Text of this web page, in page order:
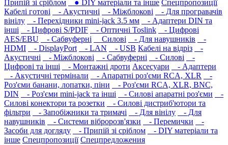
Припій зі сріблом
● DIY матеріали та інше Спецпропозиції
Кабелі готові
- Акустичні - Міжблокові
- Для програвачів
вінілу
- Перехідники mini-jack 3.5 мм
- Адаптери DIN та
інші
- Цифрові S/PDIF - Оптичні Toslink
- Цифрові
AES/EBU
- Сабвуферні Силові - Для навушників‎
-
HDMI
- DisplayPort - LAN - USB Кабелі на відріз
-
Акустичні
- Міжблокові - Сабвуферні - Силові
-
Цифрові та інші
- Монтажні дроти Аксесуари
- Адаптери
- Акустичні термінали
- Апаратні роз'єми RCA, XLR
-
Роз'єми банани, лопатки, піни
- Роз'єми RCA, XLR, BNC,
DIN
- Роз'єми mini-jack та інші - Силові апаратні роз'єми
-
Силові конектори та розетки
- Силові дистриб'ютори та
фільтри
- Запобіжники та тримачі - Для вінілу
- Для
навушників‎
- Системи вібророзв'язки - Перемички
-
Засоби для догляду
- Припій зі сріблом
- DIY матеріали та
інше Спецпропозиції Спецпредложения